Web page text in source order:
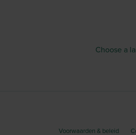
Choose a
Voorwaarden & beleid